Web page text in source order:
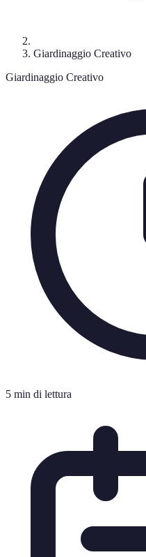
Giardinaggio Creativo
Giardinaggio Creativo
5 min di lettura